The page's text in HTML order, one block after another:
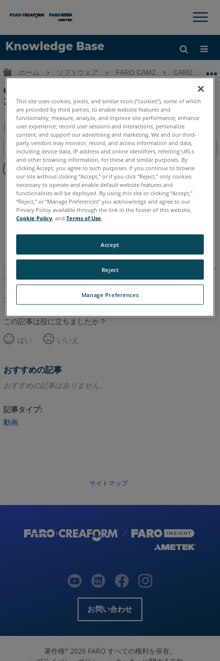
Knowledge Base
言語
ヘルプ サインイン
×
グローバル階層を展開/折りたたむ
ホーム ソフトウェア FARO CAM2 CAM2
CAM2テンプレートモードでイメージを使用し
たQuickToolsの作成
PDF
と
し
て
目次
ヘ
ッ
ー
し
CAM2 2026 2025 2024 2023 2021 2020 2019
英語
この記事は翻訳されていません。英語版を見るにはここをクリッ
クしてください。
このページのトップへ
この記事は役に立ちましたか？
はい
いいえ
おすすめの記事
おすすめの記事はありません。
記事タイプ
動画
サイトマップ
お問い合わせ
著作権©2026 FARO すべての権利を保有。
This site uses cookies, pixels, and similar tools (“cookies”), some of which
are provided by third parties, to enable website features and
functionality; measure, analyze, and improve site performance; enhance
user experience; record user sessions and interactions; personalize
content; and support our advertising and marketing. We and our third-
party vendors may monitor, record, and access information and data,
including device data, IP address and online identifiers, referring URLs
and other browsing information, for these and similar purposes. By
clicking Accept, you agree to such purposes. If you continue to browse
our site without clicking “Accept,” or if you click “Reject,” only cookies
necessary to operate and enable default website features and
functionalities will be deployed. By using this site or clicking “Accept,”
“Reject,” or “Manage Preferences” you acknowledge and agree to our
Privacy Policy available through the link in the footer of this website,
Cookie Policy , andTerms of Use.
Manage Preferences
Reject
Accept